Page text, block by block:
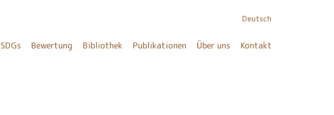
Deutsch
SDGs Bewertung Bibliothek Publikationen Über uns Kontakt